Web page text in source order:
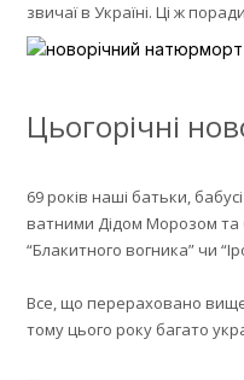
звичаї в Україні. Ці ж
Цьогорічні
69 років наші батьки,
ватними Дідом Морозом та
“Блакитного вогника” чи
Все, що перераховано вище
тому цього року багато